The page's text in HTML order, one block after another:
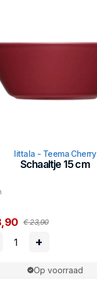
Iittala - Teema Cherry
Schaaltje 15 cm
€ 23,90
+
Op voorraad